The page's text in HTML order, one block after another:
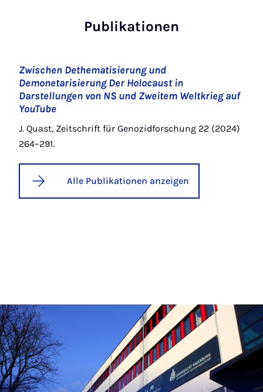
Publikationen
Zwischen Dethematisierung und
Demonetarisierung Der Holocaust in
Darstellungen von NS und Zweitem Weltkrieg auf
YouTube
J. Quast, Zeitschrift für Genozidforschung 22 (2024)
264–291.
Alle Publikationen anzeigen